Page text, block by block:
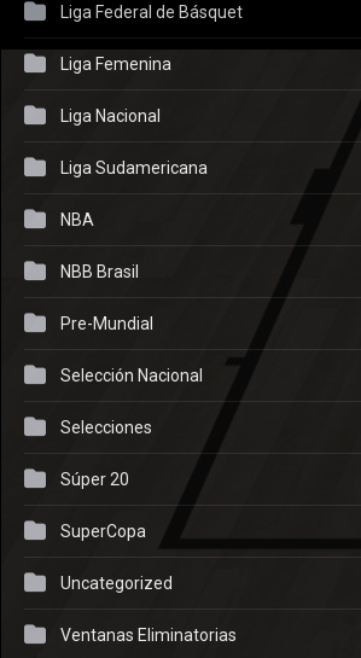
Liga Federal de Básquet
Liga Femenina
Liga Nacional
Liga Sudamericana
NBA
NBB Brasil
Pre-Mundial
Selección Nacional
Selecciones
Súper 20
SuperCopa
Uncategorized
Ventanas Eliminatorias